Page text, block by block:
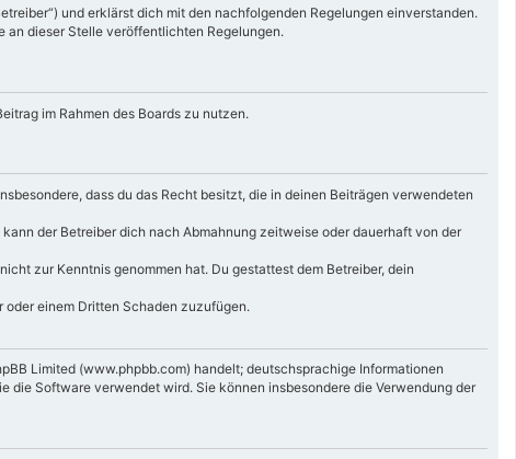
und erklärst dich mit den nachfolgenden Regelungen einverstanden.
an dieser Stelle veröffentlichten Regelungen.
im Rahmen des Boards zu nutzen.
dass du das Recht besitzt, die in deinen Beiträgen verwendeten
der Betreiber dich nach Abmahnung zeitweise oder dauerhaft von der
zur Kenntnis genommen hat. Du gestattest dem Betreiber, dein
oder einem Dritten Schaden zuzufügen.
Limited (www.phpbb.com) handelt; deutschsprachige Informationen
die Software verwendet wird. Sie können insbesondere die Verwendung der